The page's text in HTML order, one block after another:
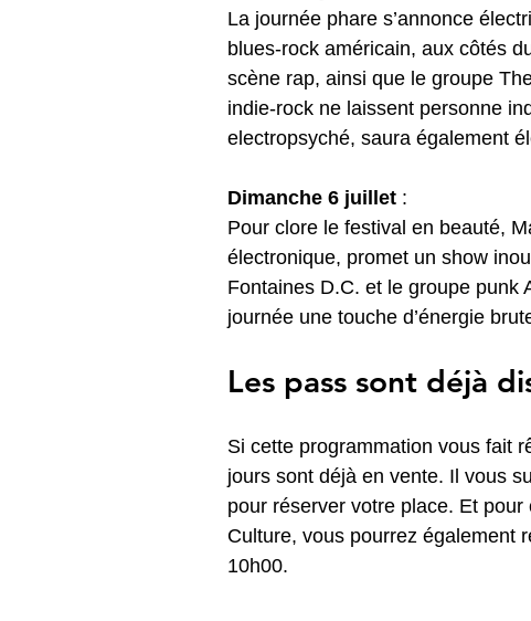
La journée phare s’annonce
blues-rock américain, aux côtés
scène rap, ainsi que le groupe
indie-rock ne laissent personne
electropsyché, saura également
Dimanche 6 juillet :
Pour clore le festival en beauté,
électronique, promet un show
Fontaines D.C. et le groupe punk
journée une touche d’énergie
Les pass sont déjà
Si cette programmation vous fait
jours sont déjà en vente. Il vous
pour réserver votre place. Et
Culture, vous pourrez également
10h00.